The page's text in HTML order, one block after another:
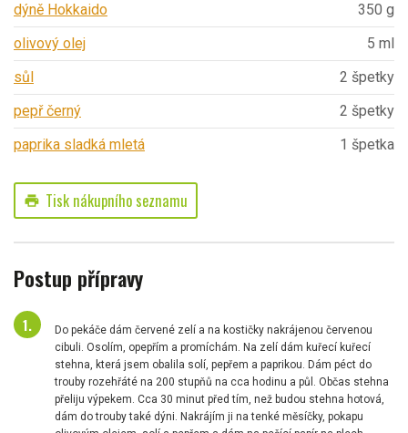
dýně Hokkaido
350 g
olivový olej
5 ml
sůl
2 špetky
pepř černý
2 špetky
paprika sladká mletá
1 špetka
print Tisk nákupního seznamu
Postup přípravy
Do pekáče dám červené zelí a na kostičky nakrájenou červenou
cibuli. Osolím, opepřím a promíchám. Na zelí dám kuřecí kuřecí
stehna, která jsem obalila solí, pepřem a paprikou. Dám péct do
trouby rozehřáté na 200 stupňů na cca hodinu a půl. Občas stehna
přeliju výpekem. Cca 30 minut před tím, než budou stehna hotová,
dám do trouby také dýni. Nakrájím ji na tenké měsíčky, pokapu